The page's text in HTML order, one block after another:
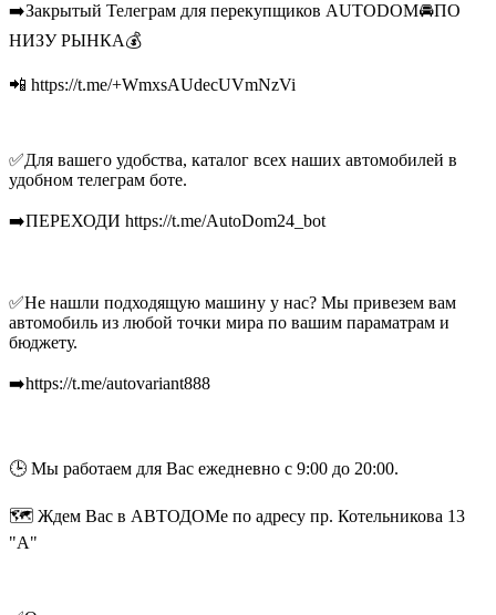
➡️Закрытый Телеграм для перекупщиков AUTODOM🚘ПО
НИЗУ РЫНКА💰
📲 https://t.me/+WmxsAUdecUVmNzVi
✅Для вашего удобства, каталог всех наших автомобилей в
удобном телеграм боте.
➡️ПЕРЕХОДИ https://t.me/AutoDom24_bot
✅Не нашли подходящую машину у нас? Мы привезем вам
автомобиль из любой точки мира по вашим параматрам и
бюджету.
➡️https://t.me/autovariant888
🕒 Мы работаем для Вас ежедневно с 9:00 до 20:00.
🗺 Ждем Вас в АВТОДОМе по адресу пр. Котельникова 13
"А"